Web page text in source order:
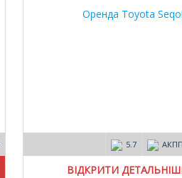
5.7 АКПП
ВІДКРИТИ